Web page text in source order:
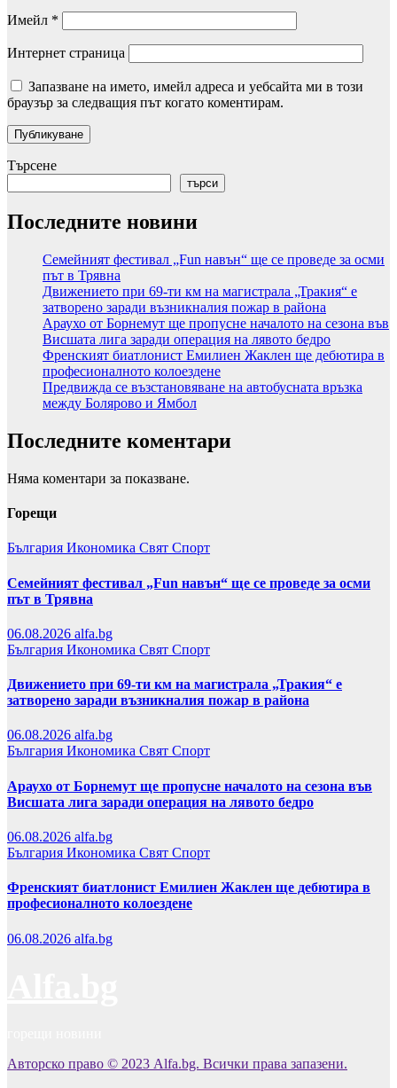
Имейл *
Интернет страница
Запазване на името, имейл адреса и уебсайта ми в този
браузър за следващия път когато коментирам.
Търсене
търси
Последните новини
Семейният фестивал „Fun навън“ ще се проведе за осми
път в Трявна
Движението при 69-ти км на магистрала „Тракия“ е
затворено заради възникналия пожар в района
Араухо от Борнемут ще пропусне началото на сезона във
Висшата лига заради операция на лявото бедро
Френският биатлонист Емилиен Жаклен ще дебютира в
професионалното колоездене
Предвижда се възстановяване на автобусната връзка
между Болярово и Ямбол
Последните коментари
Няма коментари за показване.
Горещи
България Икономика Свят Спорт
Семейният фестивал „Fun навън“ ще се проведе за осми
път в Трявна
06.08.2026 alfa.bg
България Икономика Свят Спорт
Движението при 69-ти км на магистрала „Тракия“ е
затворено заради възникналия пожар в района
06.08.2026 alfa.bg
България Икономика Свят Спорт
Араухо от Борнемут ще пропусне началото на сезона във
Висшата лига заради операция на лявото бедро
06.08.2026 alfa.bg
България Икономика Свят Спорт
Френският биатлонист Емилиен Жаклен ще дебютира в
професионалното колоездене
06.08.2026 alfa.bg
Авторско право © 2023 Alfa.bg. Всички права запазени.